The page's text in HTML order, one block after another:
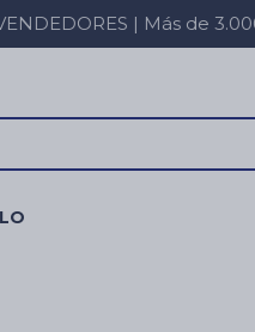
| Más de